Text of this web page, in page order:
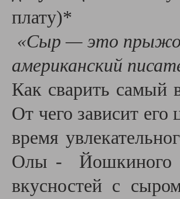
плату)*
«Сыр — это
американский
Как сварить самый
От чего зависит
время
Олы - Йошкиного
вкусностей с